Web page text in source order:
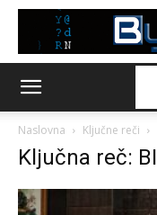
Naslovna Ključne reči
Ključna reč: